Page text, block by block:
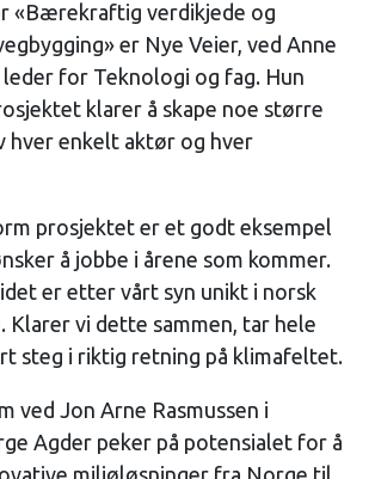
«Bærekraftig verdikjede og
er Nye Veier, ved Anne
leder for Teknologi og fag. Hun
klarer å skape noe større
hver enkelt aktør og hver
prosjektet er et godt eksempel
å jobbe i årene som kommer.
er etter vårt syn unikt i norsk
Klarer vi dette sammen, tar hele
steg i riktig retning på klimafeltet.
ved Jon Arne Rasmussen i
Agder peker på potensialet for å
miljøløsninger fra Norge til